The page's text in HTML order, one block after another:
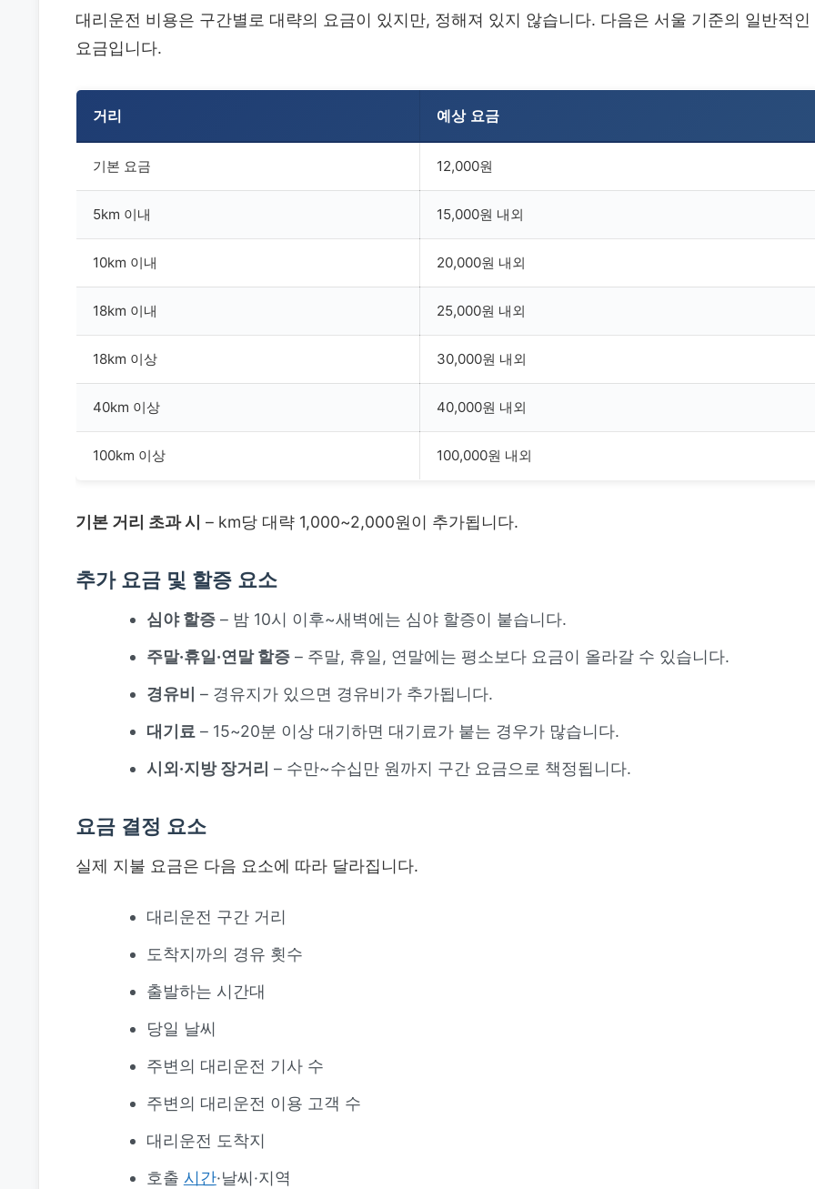
대리운전 비용은 구간별로 대략의 요금이 있지만, 정해져 있지 않습니다. 다음은 서울 기준의 일반적인
요금입니다.
거리 예상 요금
기본 요금 12,000원
5km 이내 15,000원 내외
10km 이내 20,000원 내외
18km 이내 25,000원 내외
18km 이상 30,000원 내외
40km 이상 40,000원 내외
100km 이상 100,000원 내외
기본 거리 초과 시 – km당 대략 1,000~2,000원이 추가됩니다.
추가 요금 및 할증 요소
심야 할증– 밤 10시 이후~새벽에는 심야 할증이 붙습니다.
주말·휴일·연말 할증– 주말, 휴일, 연말에는 평소보다 요금이 올라갈 수 있습니다.
경유비 – 경유지가 있으면 경유비가 추가됩니다.
대기료 – 15~20분 이상 대기하면 대기료가 붙는 경우가 많습니다.
시외·지방 장거리 – 수만~수십만 원까지 구간 요금으로 책정됩니다.
요금 결정 요소
실제 지불 요금은 다음 요소에 따라 달라집니다.
대리운전 구간 거리
도착지까의 경유 횟수
출발하는 시간대
당일 날씨
주변의 대리운전 기사 수
주변의 대리운전 이용 고객 수
대리운전 도착지
호출 시간·날씨·지역